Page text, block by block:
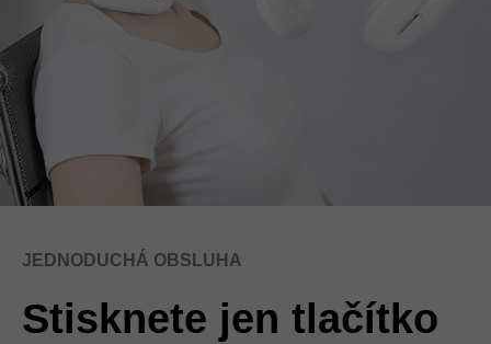
JEDNODUCHÁ OBSLUHA
Stisknete jen tlačítko